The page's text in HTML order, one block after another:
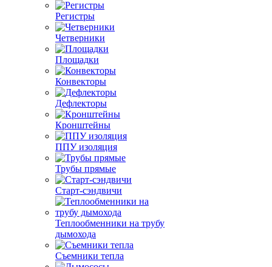
Регистры
Четверники
Площадки
Конвекторы
Дефлекторы
Кронштейны
ППУ изоляция
Трубы прямые
Старт-сэндвичи
Теплообменники на трубу
дымохода
Съемники тепла